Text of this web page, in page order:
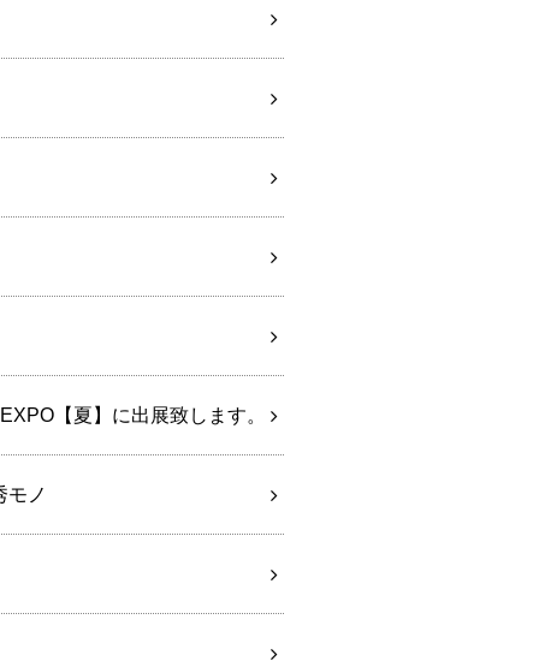
【夏】に出展致します。
ノ